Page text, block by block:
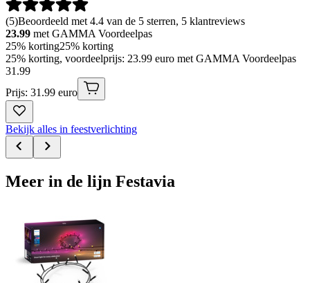
(5)Beoordeeld met 4.4 van de 5 sterren, 5 klantreviews
23.99 met GAMMA Voordeelpas
25% korting25% korting
25% korting, voordeelprijs: 23.99 euro met GAMMA Voordeelpas
31 .99
Prijs: 31.99 euro
Bekijk alles in feestverlichting
Meer in de lijn Festavia